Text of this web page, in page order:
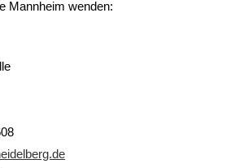
Mannheim wenden: